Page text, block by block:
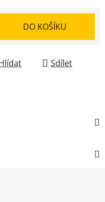
DO KOŠÍKU
Sdílet